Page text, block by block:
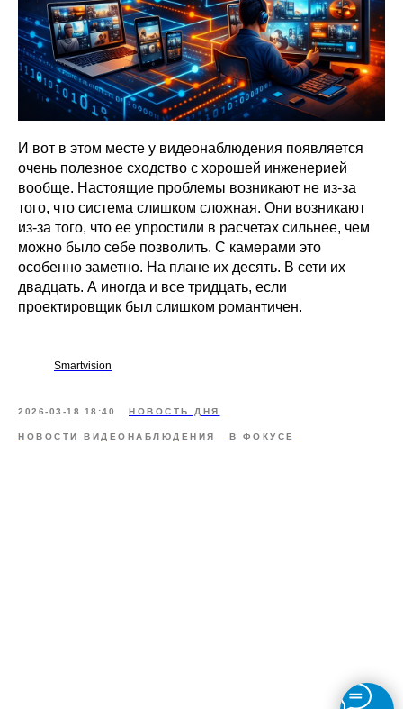
И вот в этом месте у видеонаблюдения появляется
очень полезное сходство с хорошей инженерией
вообще. Настоящие проблемы возникают не из-за
того, что система слишком сложная. Они возникают
из-за того, что ее упростили в расчетах сильнее, чем
можно было себе позволить. С камерами это
особенно заметно. На плане их десять. В сети их
двадцать. А иногда и все тридцать, если
проектировщик был слишком романтичен.
Smartvision
2026-03-18 18:40 НОВОСТЬ ДНЯ
НОВОСТИ ВИДЕОНАБЛЮДЕНИЯ В ФОКУСЕ